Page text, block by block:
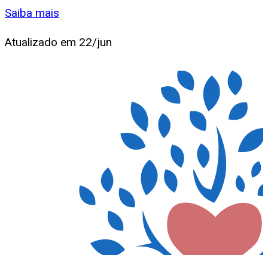
Saiba mais
Atualizado em 22/jun